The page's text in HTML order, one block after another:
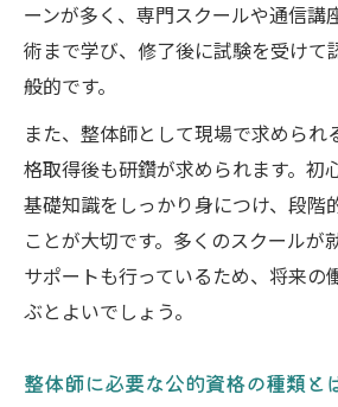
整体師 無資格でのリスク
整体 民間資格の選び方と
通信講座でも取れる整体資格
整体資格は通信講座で取
整体師資格ユーキャン利
通信講座と通学の整体資
整体資格おすすめ通信講
整体師 民間資格の学び方
整体師 年収アップに役立
ーンが多く、専門スクールや通信講
術まで学び、修了後に試験を受けて
般的です。
また、整体師として現場で求められ
格取得後も研鑽が求められます。初
基礎知識をしっかり身につけ、段階
ことが大切です。多くのスクールが
サポートも行っているため、将来の
ぶとよいでしょう。
整体師に必要な公的資格の種類と